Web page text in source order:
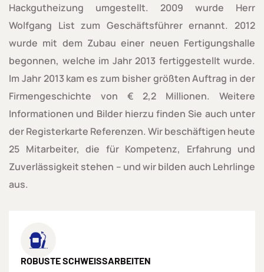
Hackgutheizung umgestellt. 2009 wurde Herr
Wolfgang List zum Geschäftsführer ernannt. 2012
wurde mit dem Zubau einer neuen Fertigungshalle
begonnen, welche im Jahr 2013 fertiggestellt wurde.
Im Jahr 2013 kam es zum bisher größten Auftrag in der
Firmengeschichte von € 2,2 Millionen. Weitere
Informationen und Bilder hierzu finden Sie auch unter
der Registerkarte Referenzen. Wir beschäftigen heute
25 Mitarbeiter, die für Kompetenz, Erfahrung und
Zuverlässigkeit stehen – und wir bilden auch Lehrlinge
aus.
ROBUSTE SCHWEISSARBEITEN